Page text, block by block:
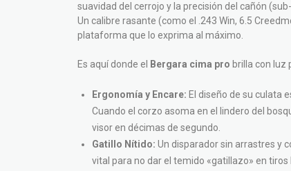
suavidad del cerrojo y la precisión del cañón
Un calibre rasante (como el .243 Win, 6.5
plataforma que lo exprima al máximo.
Es aquí donde el Bergara cima pro brilla con luz
Ergonomía y Encare: El diseño de su culata
Cuando el corzo asoma en el lindero del
visor en décimas de segundo.
Gatillo Nítido: Un disparador sin arrastres y
vital para no dar el temido «gatillazo» en tiros